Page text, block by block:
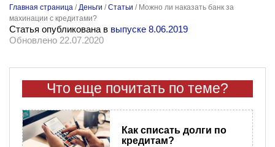
Главная страница / Деньги /Статьи / Можно ли наказать банк за
махинации с кредитами?
Статья опубликована в выпуске 8.06.2019
Обновлено 22.07.2020
Что еще почитать по теме?
Как списать долги по
кредитам?